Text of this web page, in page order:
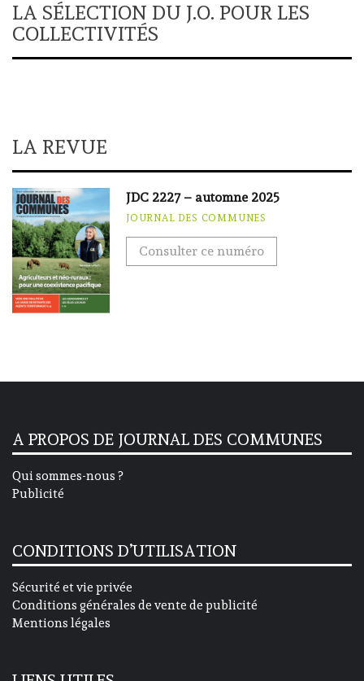
LA SÉLECTION DU J.O. POUR LES
COLLECTIVITÉS
LA REVUE
JDC 2227 – automne 2025
JOURNAL DES COMMUNES
Consulter ce numéro
A PROPOS DE JOURNAL DES COMMUNES
Qui sommes-nous ?
Publicité
CONDITIONS D’UTILISATION
Sécurité et vie privée
Conditions générales de vente de publicité
Mentions légales